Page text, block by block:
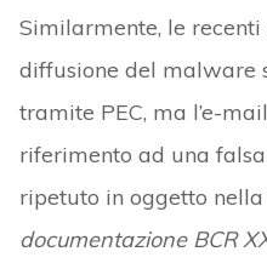
Similarmente, le
diffusione del malware
tramite PEC, ma l’e-
riferimento ad una
ripetuto in oggetto nella
documentazione BCR